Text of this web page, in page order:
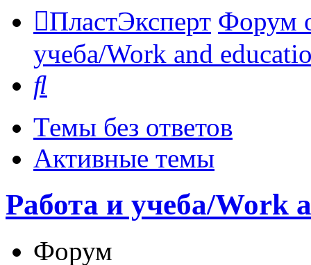
ПластЭксперт Форум
учеба/Work and
Темы без ответов
Активные темы
Работа и учеба/Work
Форум